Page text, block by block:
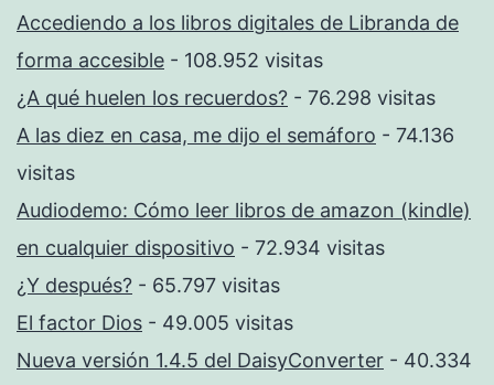
Accediendo a los libros digitales de Libranda de
forma accesible - 108.952 visitas
¿A qué huelen los recuerdos? - 76.298 visitas
A las diez en casa, me dijo el semáforo - 74.136
visitas
Audiodemo: Cómo leer libros de amazon (kindle)
en cualquier dispositivo - 72.934 visitas
¿Y después? - 65.797 visitas
El factor Dios - 49.005 visitas
Nueva versión 1.4.5 del DaisyConverter - 40.334